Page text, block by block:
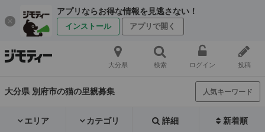
アプリならお得な情報を見逃さない！
インストール アプリで開く
大分県 検索 ログイン 投稿
大分県 別府市の猫の里親募集 人気キーワード
エリア カテゴリ 詳細 新着順